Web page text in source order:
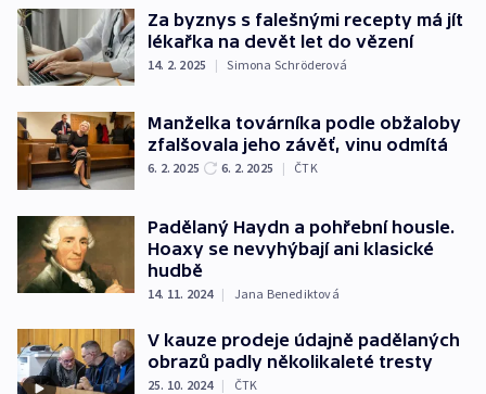
Za byznys s falešnými recepty má jít
lékařka na devět let do vězení
14. 2. 2025 | Simona Schröderová
Manželka továrníka podle obžaloby
zfalšovala jeho závěť, vinu odmítá
6. 2. 2025 6. 2. 2025 | ČTK
Padělaný Haydn a pohřební housle.
Hoaxy se nevyhýbají ani klasické
hudbě
14. 11. 2024 | Jana Benediktová
V kauze prodeje údajně padělaných
obrazů padly několikaleté tresty
25. 10. 2024 | ČTK